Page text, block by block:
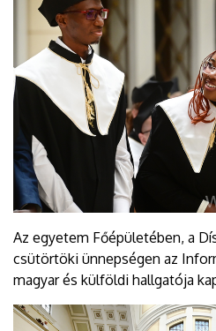
Az egyetem Főépületében, a
csütörtöki ünnepségen az
magyar és külföldi hallgatója